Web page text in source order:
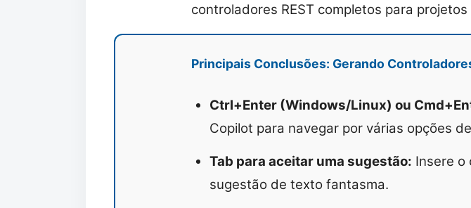
controladores REST completos para projetos
Principais Conclusões: Gerando
Ctrl+Enter (Windows/Linux) ou
Copilot para navegar por várias opções
Tab para aceitar uma sugestão: Insere o
sugestão de texto fantasma.